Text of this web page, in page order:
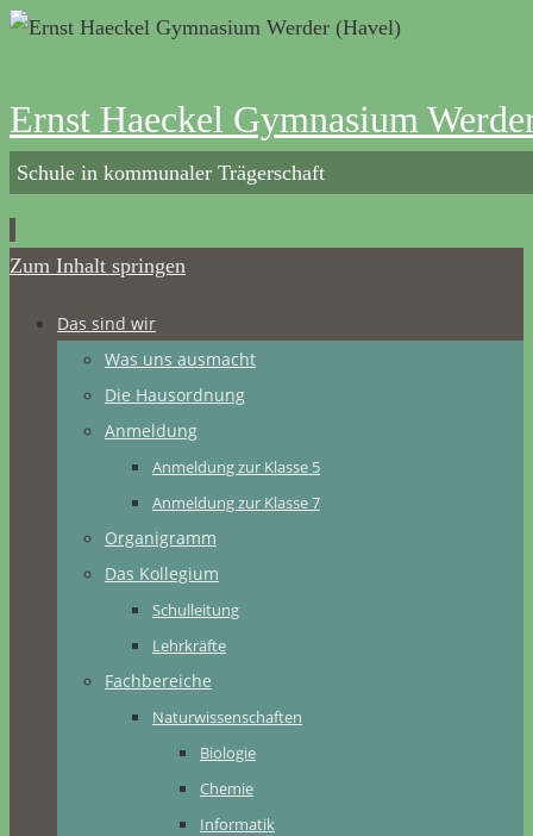
Ernst Haeckel Gymnasium
Schule in kommunaler Trägerschaft
Zum Inhalt springen
Das sind wir
Was uns ausmacht
Die Hausordnung
Anmeldung
Anmeldung zur Klasse 5
Anmeldung zur Klasse 7
Organigramm
Das Kollegium
Schulleitung
Lehrkräfte
Fachbereiche
Naturwissenschaften
Biologie
Chemie
Informatik